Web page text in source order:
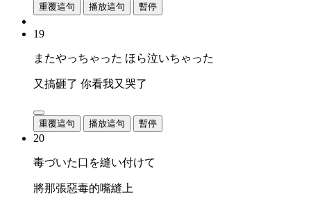
重覆這句 播放這句 暫停
19
またやっちゃった ほら泣いちゃった
又搞砸了 你看我又哭了
重覆這句 播放這句 暫停
20
毒づいた口を縫い付けて
將那張惡毒的嘴縫上